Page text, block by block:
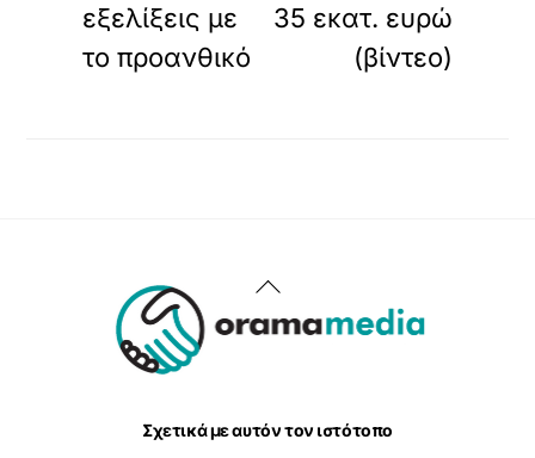
εξελίξεις με
το προανθικό
35 εκατ. ευρώ
(βίντεο)
Back
To
Σχετικά με αυτόν τον ιστότοπο